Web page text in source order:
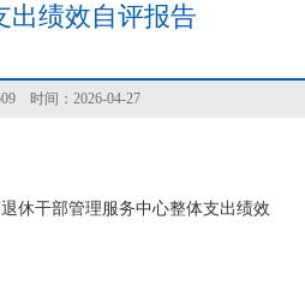
出绩效自评报告
时间：2026-04-27
休干部管理服务中心整体支出绩效